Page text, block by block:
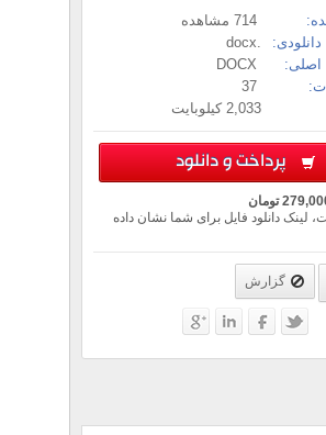
اصلی:
2,033 کیلوبایت
پرداخت و دانلود
تومان
لینک دانلود فایل برای شما نشان داده
گزارش